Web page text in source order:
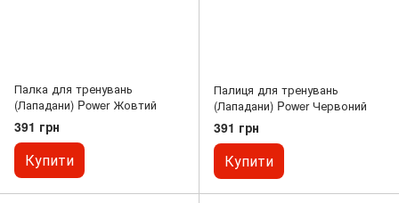
Палка для тренувань
(Лападани) Power Жовтий
391 грн
Купити
Палиця для тренувань
(Лападани) Power Червоний
391 грн
Купити